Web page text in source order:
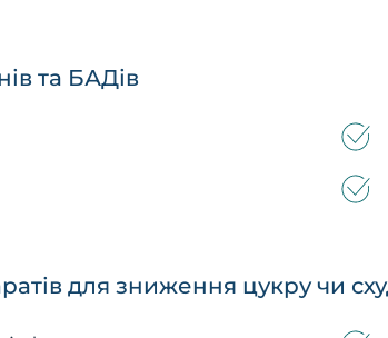
та БАДів
для зниження цукру чи